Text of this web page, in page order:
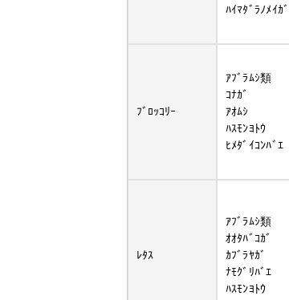
ﾊｲﾏﾀﾞﾗﾉﾒｲｶﾞ
ﾌﾞﾛｯｺﾘｰ
ｱﾌﾞﾗﾑｼ類
ｺﾅｶﾞ
ｱｵﾑｼ
ﾊｽﾓﾝﾖﾄｳ
ﾋﾒﾀﾞｲｺﾝﾊﾞｴ
ﾚﾀｽ
ｱﾌﾞﾗﾑｼ類
ｵｵﾀﾊﾞｺｶﾞ
ｶﾌﾞﾗﾔｶﾞ
ﾅﾓｸﾞﾘﾊﾞｴ
ﾊｽﾓﾝﾖﾄｳ